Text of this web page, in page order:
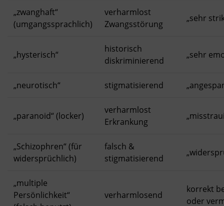
„zwanghaft“
(umgangssprachlich)
verharmlost
Zwangsstörung
„sehr
„hysterisch“
historisch
diskriminierend
„sehr
„neurotisch“ stigmatisierend
„paranoid“ (locker)
verharmlost
Erkrankung
„Schizophren“ (für
widersprüchlich)
falsch &
stigmatisierend
„multiple
Persönlichkeit“
verharmlosend
korrekt
oder